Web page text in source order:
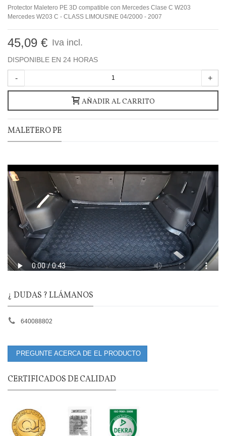
Protector Maletero PE 3D compatible con Mercedes Clase C W203
Mercedes W203 C - CLASS LIMOUSINE 04/2000 - 2007
45,09 € Iva incl.
DISPONIBLE EN 24 HORAS
- +
AÑADIR AL CARRITO
MALETERO PE
¿ DUDAS ? LLÁMANOS
640088802
PREGUNTE ACERCA DE EL PRODUCTO
CERTIFICADOS DE CALIDAD